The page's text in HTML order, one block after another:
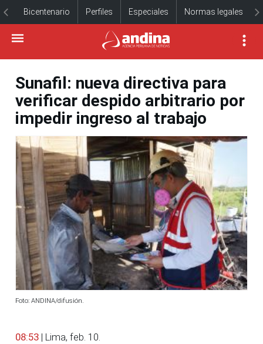
Bicentenario Perfiles Especiales Normas legales
Sunafil: nueva directiva para
verificar despido arbitrario por
impedir ingreso al trabajo
Foto: ANDINA/difusión.
08:53 | Lima, feb. 10.